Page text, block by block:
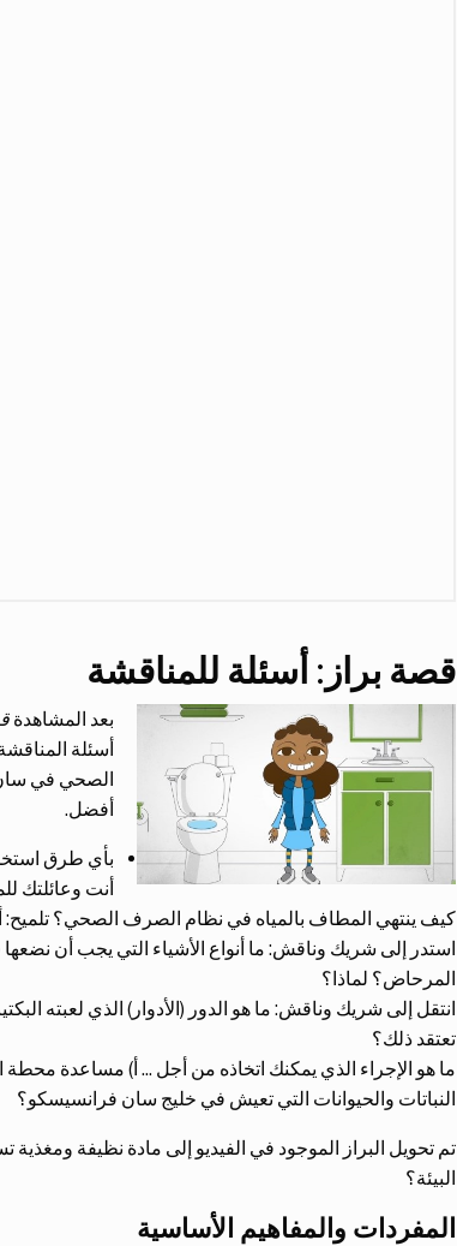
قصة براز: أسئلة للمناقشة
بعد المشاهدة
أسئلة
الصحي في سان
أفضل.
بأي طرق
أنت وعائلتك
كيف ينتهي المطاف بالمياه في نظام الصرف الصحي؟ تلميح:
استدر إلى شريك وناقش: ما أنواع الأشياء التي يجب أن
المرحاض؟ لماذا؟
انتقل إلى شريك وناقش: ما هو الدور (الأدوار) الذي لعبته
تعتقد ذلك؟
ما هو الإجراء الذي يمكنك اتخاذه من أجل ... أ) مساعدة
النباتات والحيوانات التي تعيش في خليج سان فرانسيسكو؟
تم تحويل البراز الموجود في الفيديو إلى مادة نظيفة
البيئة؟
المفردات والمفاهيم الأساسية